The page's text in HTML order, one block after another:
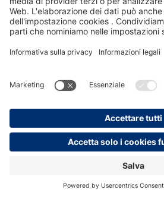
Mondo Persolog
Accademia online
Comunità di formatori